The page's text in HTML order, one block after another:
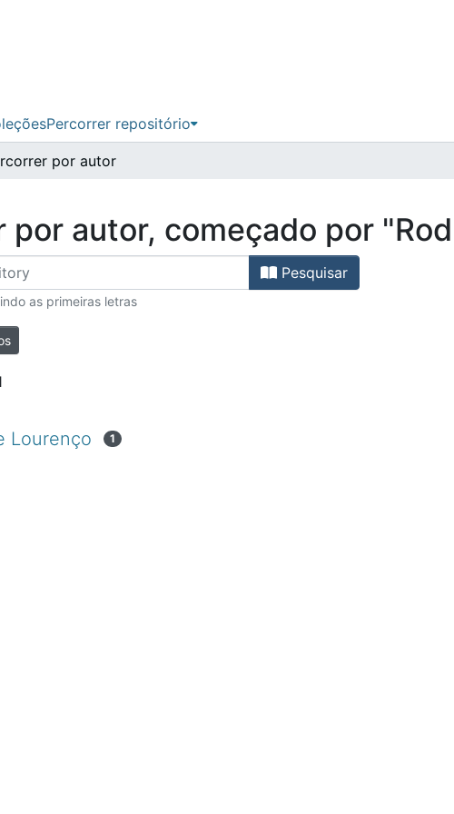
Percorrer repositório
por autor
por autor, começado por
Pesquisar
as primeiras letras
Lourenço 1